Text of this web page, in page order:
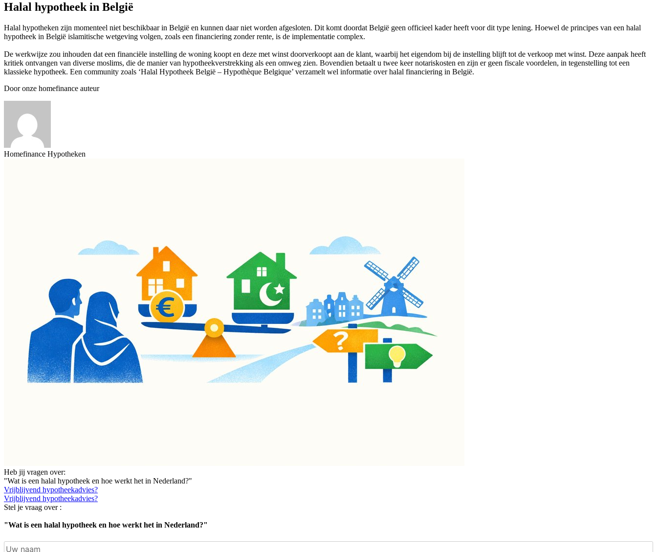
Halal hypotheek in België
Halal hypotheken zijn momenteel niet beschikbaar in België en kunnen daar niet worden afgesloten. Dit komt doordat België geen officieel kader heeft voor dit type lening. Hoewel de principes van een halal
hypotheek in België islamitische wetgeving volgen, zoals een financiering zonder rente, is de implementatie complex.
De werkwijze zou inhouden dat een financiële instelling de woning koopt en deze met winst doorverkoopt aan de klant, waarbij het eigendom bij de instelling blijft tot de verkoop met winst. Deze aanpak heeft
kritiek ontvangen van diverse moslims, die de manier van hypotheekverstrekking als een omweg zien. Bovendien betaalt u twee keer notariskosten en zijn er geen fiscale voordelen, in tegenstelling tot een
klassieke hypotheek. Een community zoals ‘Halal Hypotheek België – Hypothèque Belgique’ verzamelt wel informatie over halal financiering in België.
Door onze homefinance auteur
Homefinance Hypotheken
Heb jij vragen over:
"Wat is een halal hypotheek en hoe werkt het in Nederland?"
Vrijblijvend hypotheekadvies?
Vrijblijvend hypotheekadvies?
Stel je vraag over :
"Wat is een halal hypotheek en hoe werkt het in Nederland?"